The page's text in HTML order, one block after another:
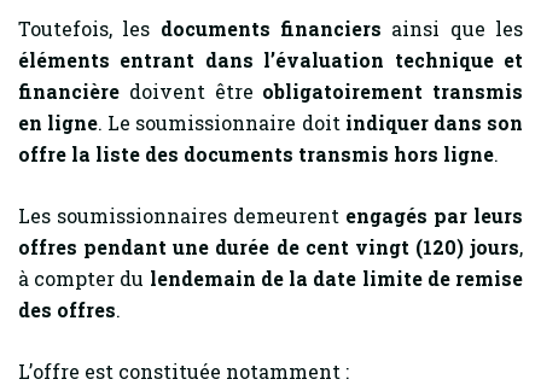
Toutefois, les documents financiers ainsi que les
éléments entrant dans l’évaluation technique et
financière doivent être obligatoirement transmis
en ligne. Le soumissionnaire doit indiquer dans son
offre la liste des documents transmis hors ligne.
Les soumissionnaires demeurent engagés par leurs
offres pendant une durée de cent vingt (120) jours,
à compter du lendemain de la date limite de remise
des offres.
L’offre est constituée notamment :